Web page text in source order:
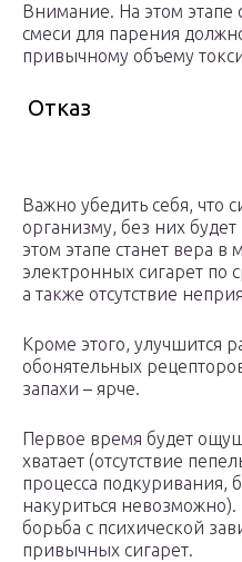
Внимание. На этом этапе
смеси для парения
привычному объему
Отказ
Важно убедить себя, что
организму, без них
этом этапе станет вера
электронных сигарет по
а также отсутствие
Кроме этого, улучшится
обонятельных
запахи – ярче.
Первое время будет
хватает (отсутствие
процесса подкуривания,
накуриться невозможно).
борьба с психической
привычных сигарет.